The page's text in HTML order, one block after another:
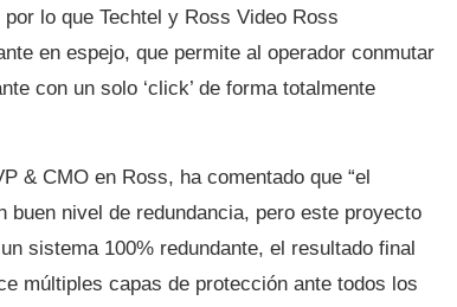
lo que Techtel y Ross Video Ross
en espejo, que permite al operador conmutar
con un solo ‘click’ de forma totalmente
& CMO en Ross, ha comentado que “el
nivel de redundancia, pero este proyecto
sistema 100% redundante, el resultado final
múltiples capas de protección ante todos los